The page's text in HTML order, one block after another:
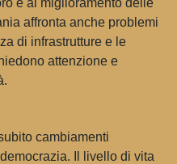
e al miglioramento delle
affronta anche problemi
di infrastrutture e le
attenzione e
cambiamenti
Il livello di vita